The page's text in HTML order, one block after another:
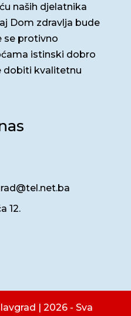
naših djelatnika
Dom zdravlja bude
se protivno
istinski dobro
dobiti kvalitetnu
12.
| 2026 - Sva